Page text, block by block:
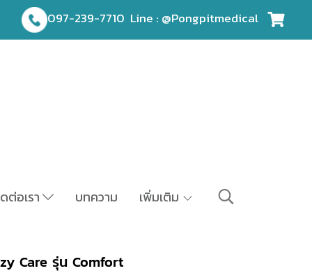
097-239-7710 Line : @Pongpitmedical
ต่อเรา บทความ เพิ่มเติม
Care รุ่น Comfort